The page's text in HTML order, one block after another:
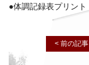
●体調記録表プリント
< 前の記事